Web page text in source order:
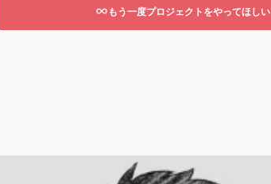
もう一度プロジェクトをやってほしい